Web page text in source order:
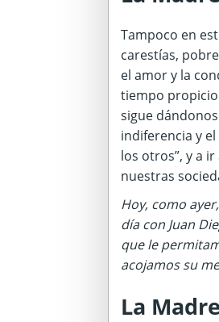
Tampoco en
carestías,
el amor y la
tiempo propicio
sigue
indiferencia y
los otros”, y a
nuestras
Hoy, como
día con Juan
que le
acojamos su
La